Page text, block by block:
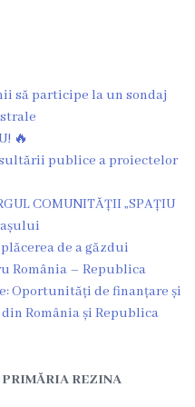
să participe la un sondaj
🔥
publice a proiectelor
COMUNITĂȚII „SPAȚIU
de a găzdui
– Republica
Oportunități de finanțare și
România și Republica
REZINA